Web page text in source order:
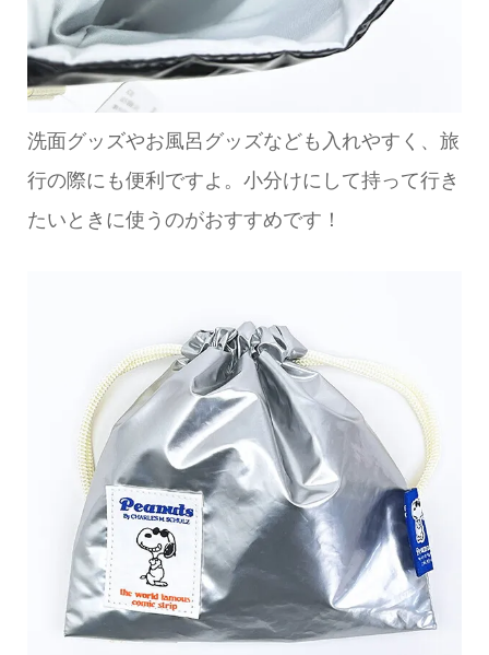
洗面グッズやお風呂グッズなども入れやすく、旅
行の際にも便利ですよ。小分けにして持って行き
たいときに使うのがおすすめです！